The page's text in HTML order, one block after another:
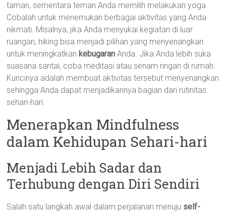
taman, sementara teman Anda memilih melakukan yoga.
Cobalah untuk menemukan berbagai aktivitas yang Anda
nikmati. Misalnya, jika Anda menyukai kegiatan di luar
ruangan, hiking bisa menjadi pilihan yang menyenangkan
untuk meningkatkan kebugaran Anda. Jika Anda lebih suka
suasana santai, coba meditasi atau senam ringan di rumah.
Kuncinya adalah membuat aktivitas tersebut menyenangkan
sehingga Anda dapat menjadikannya bagian dari rutinitas
sehari-hari.
Menerapkan Mindfulness
dalam Kehidupan Sehari-hari
Menjadi Lebih Sadar dan
Terhubung dengan Diri Sendiri
Salah satu langkah awal dalam perjalanan menuju self-